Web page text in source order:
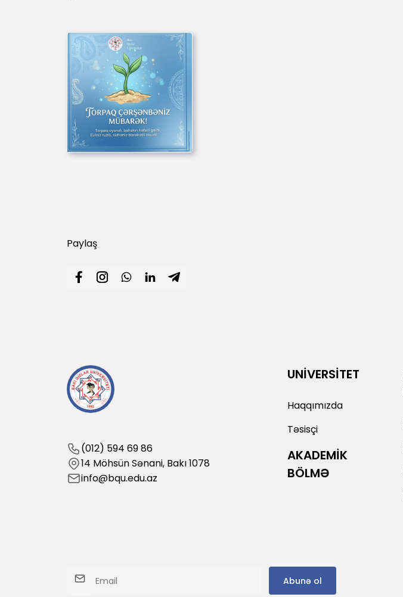
Paylaş
(012) 594 69 86
14 Möhsün Sənani, Bakı 1078
info@bqu.edu.az
UNİVERSİTET
Haqqımızda
Təsisçi
AKADEMİK
BÖLMƏ
Abunə ol